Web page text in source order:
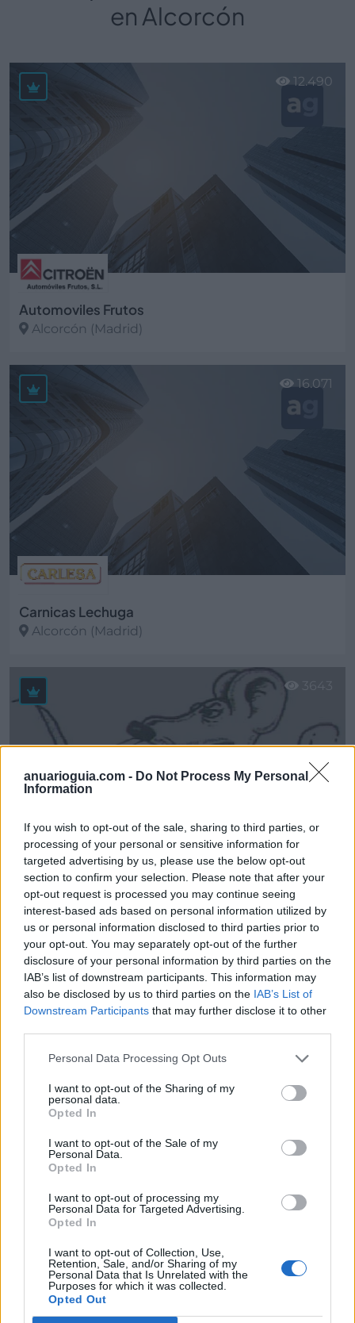
anuarioguia.com - Do Not Process My Personal
Information
If you wish to opt-out of the sale, sharing to third parties, or
processing of your personal or sensitive information for
targeted advertising by us, please use the below opt-out
section to confirm your selection. Please note that after your
opt-out request is processed you may continue seeing
interest-based ads based on personal information utilized by
us or personal information disclosed to third parties prior to
your opt-out. You may separately opt-out of the further
disclosure of your personal information by third parties on the
IAB’s list of downstream participants. This information may
also be disclosed by us to third parties on the IAB’s List of
Downstream Participants that may further disclose it to other
Personal Data Processing Opt Outs
I want to opt-out of the Sharing of my
personal data.
Opted In
I want to opt-out of the Sale of my
Personal Data.
Opted In
I want to opt-out of processing my
Personal Data for Targeted Advertising.
Opted In
I want to opt-out of Collection, Use,
Retention, Sale, and/or Sharing of my
Personal Data that Is Unrelated with the
Purposes for which it was collected.
Opted Out
en Alcorcón
Automoviles Frutos
Alcorcón (Madrid)
Ver más
12.490
Carnicas Lechuga
Alcorcón (Madrid)
16.071
Componentes GIL
Alcorcón (Madrid)
Ver más
Creaciones Venus
Ver más
21.823